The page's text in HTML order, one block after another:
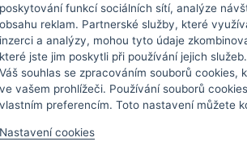
poskytování funkcí sociálních sítí, analýze
obsahu reklam. Partnerské služby, které
inzerci a analýzy, mohou tyto údaje
které jste jim poskytli při používání jejich
Váš souhlas se zpracováním souborů cookies,
ve vašem prohlížeči. Používání souborů
vlastním preferencím. Toto nastavení můžete
Nastavení cookies